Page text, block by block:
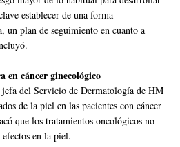
establecer de una forma
un plan de seguimiento en cuanto a
en cáncer ginecológico
del Servicio de Dermatología de HM
de la piel en las pacientes con cáncer
que los tratamientos oncológicos no
en la piel.